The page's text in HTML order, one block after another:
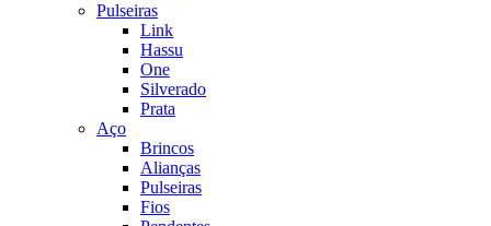
Pulseiras
Link
Hassu
One
Silverado
Prata
Aço
Brincos
Alianças
Pulseiras
Fios